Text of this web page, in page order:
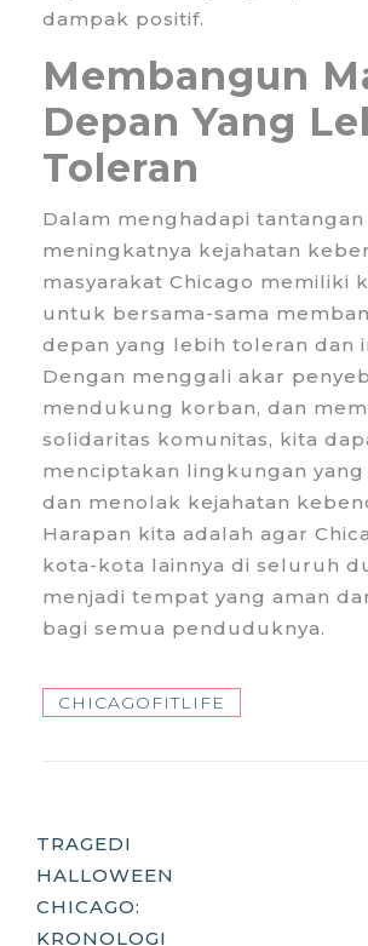
dampak positif.
Membangun
Depan Yang
Toleran
Dalam menghadapi tantangan
meningkatnya kejahatan
masyarakat Chicago memiliki
untuk bersama-sama
depan yang lebih toleran dan
Dengan menggali akar
mendukung korban, dan
solidaritas komunitas, kita
menciptakan lingkungan
dan menolak kejahatan
Harapan kita adalah agar
kota-kota lainnya di seluruh
menjadi tempat yang aman
bagi semua penduduknya.
CHICAGOFITLIFE
Post
Navigation
TRAGEDI
HALLOWEEN
CHICAGO:
KRONOLOGI